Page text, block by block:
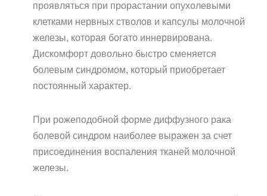
проявляться при прорастании опухолевыми
клетками нервных стволов и капсулы молочной
железы, которая богато иннервирована.
Дискомфорт довольно быстро сменяется
болевым синдромом, который приобретает
постоянный характер.
При рожеподобной форме диффузного рака
болевой синдром наиболее выражен за счет
присоединения воспаления тканей молочной
железы.